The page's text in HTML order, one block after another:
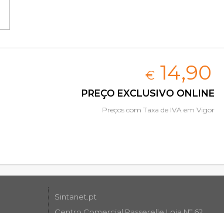
€ 14,90
PREÇO EXCLUSIVO ONLINE
Preços com Taxa de IVA em Vigor
Sintanet.pt